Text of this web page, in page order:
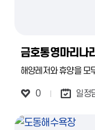
금호통영마리나
해양레저와 휴양을 모
0 일정